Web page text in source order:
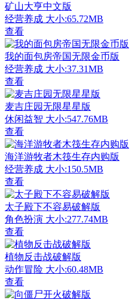
矿山大亨中文版
经营养成 大小:65.72MB
查看
我的面包房帝国无限金币版
经营养成 大小:37.31MB
查看
麦吉庄园无限星星版
休闲益智 大小:547.76MB
查看
海洋游牧者木筏生存内购版
经营养成 大小:150.5MB
查看
太子殿下不容易破解版
角色扮演 大小:277.74MB
查看
植物反击战破解版
动作冒险 大小:60.48MB
查看